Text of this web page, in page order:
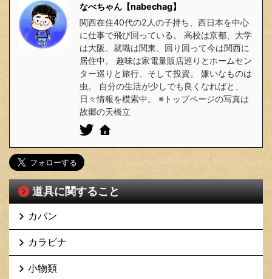
なべちゃん【nabechag】
関西在住40代の2人の子持ち、西日本を中心
に仕事で飛び回っている。 高校は京都、大学
は大阪、就職は関東、回り回って今は関西に
居住中。 趣味は家電量販店巡りとホームセン
ター巡りと旅行、そして投資。 嫌いなものは
虫。 自分の生活が少しでも良くなればと、
日々情報を模索中。 ※トップページの写真は
故郷の天橋立
道具に関すること
カバン
カラビナ
小物類